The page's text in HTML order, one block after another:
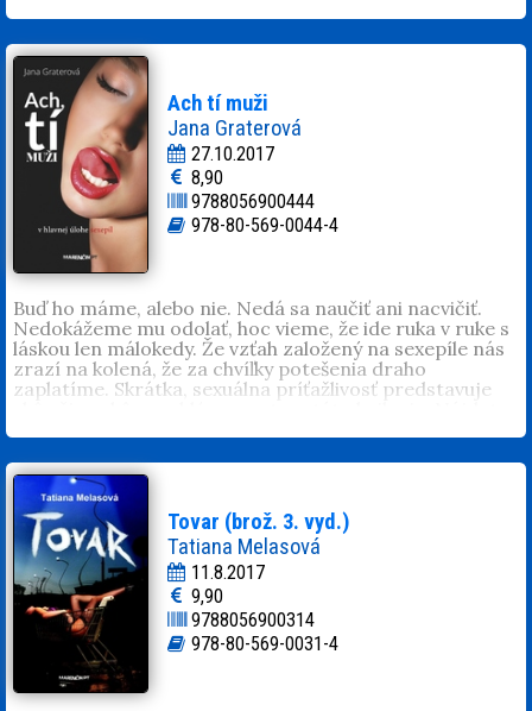
Ach tí muži
Jana Graterová
27.10.2017
8,90
9788056900444
978-80-569-0044-4
Buď ho máme, alebo nie. Nedá sa naučiť ani nacvičiť.
Nedokážeme mu odolať, hoc vieme, že ide ruka v ruke s
láskou len málokedy. Že vzťah založený na sexepíle nás
zrazí na kolená, že za chvíľky potešenia draho
zaplatíme. Skrátka, sexuálna príťažlivosť predstavuje
Jana Graterová
príspevkami do časopisov, neskôr spoluprácou s
niekoľkými vydavateľstvami. Jej poviedky boli
publikované aj v knižných zbierkach, čo ju motivovalo k
napísaniu románu. Odvtedy má na svojom konte tucet
kníh, zopár pseudonymov, a niekoľko mužov.
Tovar (brož. 3. vyd.)
Tatiana Melasová
11.8.2017
9,90
9788056900314
978-80-569-0031-4